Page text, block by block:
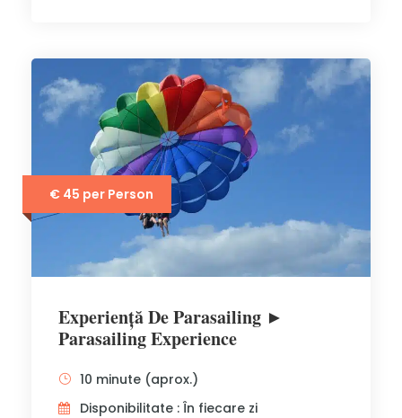
€ 45 per Person
Experiență De Parasailing ►
Parasailing Experience
10 minute (aprox.)
Disponibilitate : În fiecare zi